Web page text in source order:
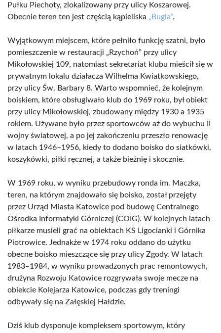
Pułku Piechoty, zlokalizowany przy ulicy Koszarowej.
Obecnie teren ten jest częścią kąpieliska „Bugla”.
Wyjątkowym miejscem, które pełniło funkcję szatni, było
pomieszczenie w restauracji „Rzychoń” przy ulicy
Mikołowskiej 109, natomiast sekretariat klubu mieścił się w
prywatnym lokalu działacza Wilhelma Kwiatkowskiego,
przy ulicy Św. Barbary 8. Warto wspomnieć, że kolejnym
boiskiem, które obsługiwało klub do 1969 roku, był obiekt
przy ulicy Mikołowskiej, zbudowany między 1930 a 1935
rokiem. Używane było przez sportowców aż do wybuchu II
wojny światowej, a po jej zakończeniu przeszło renowację
w latach 1946–1956, kiedy to dodano boisko do siatkówki,
koszykówki, piłki ręcznej, a także bieżnię i skocznie.
W 1969 roku, w wyniku przebudowy ronda im. Maczka,
teren, na którym znajdowało się boisko, został przejęty
przez Urząd Miasta Katowice pod budowę Centralnego
Ośrodka Informatyki Górniczej (COIG). W kolejnych latach
piłkarze musieli grać na obiektach KS Ligocianki i Górnika
Piotrowice. Jednakże w 1974 roku oddano do użytku
obecne boisko mieszczące się przy ulicy Zgody. W latach
1983–1984, w wyniku prowadzonych prac remontowych,
drużyna Rozwoju Katowice rozgrywała swoje mecze na
obiekcie Kolejarza Katowice, podczas gdy treningi
odbywały się na Załęskiej Hałdzie.
Dziś klub dysponuje kompleksem sportowym, który